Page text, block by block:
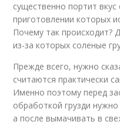
существенно портит
приготовлении которых
Почему так происходит?
из-за которых соленые
Прежде всего, нужно
считаются практически
Именно поэтому перед
обработкой грузди
а после вымачивать в